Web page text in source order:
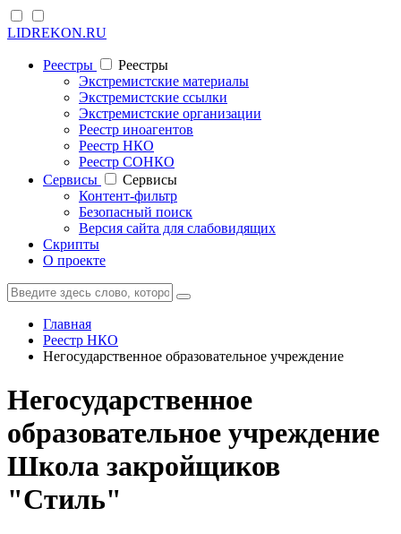
LIDREKON.RU
Реестры
Реестры
Экстремистские материалы
Экстремистские ссылки
Экстремистские организации
Реестр иноагентов
Реестр НКО
Реестр СОНКО
Cервисы
Cервисы
Контент-фильтр
Безопасный поиск
Версия сайта для слабовидящих
Скрипты
О проекте
Главная
Реестр НКО
Негосударственное образовательное учреждение
Негосударственное
образовательное учреждение
Школа закройщиков
"Стиль"